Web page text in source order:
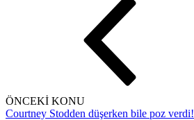
ÖNCEKİ KONU
Courtney Stodden düşerken bile poz verdi!